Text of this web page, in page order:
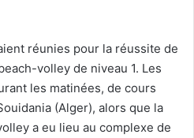
réunies pour la réussite de
volley de niveau 1. Les
les matinées, de cours
(Alger), alors que la
a eu lieu au complexe de